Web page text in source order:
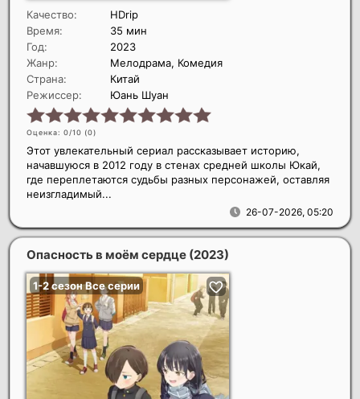
Качество:
HDrip
Время:
35 мин
Год:
2023
Жанр:
Мелодрама, Комедия
Страна:
Китай
Режиссер:
Юань Шуан
Оценка: 0/10 (0)
26-07-2026, 05:20
Этот увлекательный сериал рассказывает историю,
начавшуюся в 2012 году в стенах средней школы Юкай,
где переплетаются судьбы разных персонажей, оставляя
неизгладимый...
Опасность в моём сердце (2023)